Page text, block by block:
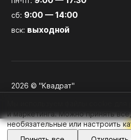
сб: 9:00 — 14:00
вск: выходной
2026 © "Квадрат"
и маркетинга. Можно принять
необязательные или настроить